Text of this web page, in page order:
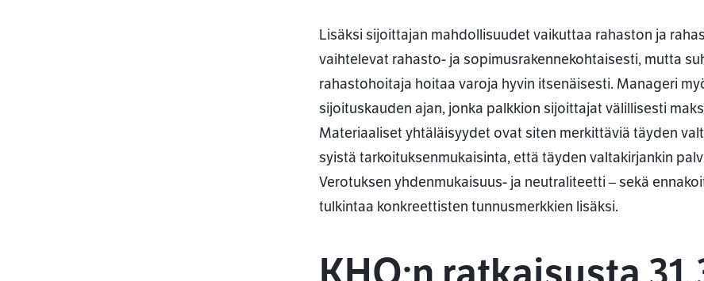
Lisäksi sijoittajan mahdollisuudet vaikuttaa rahaston ja
vaihtelevat rahasto- ja sopimusrakennekohtaisesti, mutta
rahastohoitaja hoitaa varoja hyvin itsenäisesti. Manageri
sijoituskauden ajan, jonka palkkion sijoittajat välillisesti
Materiaaliset yhtäläisyydet ovat siten merkittäviä täyden
syistä tarkoituksenmukaisinta, että täyden valtakirjankin
Verotuksen yhdenmukaisuus- ja neutraliteetti – sekä
tulkintaa konkreettisten tunnusmerkkien lisäksi.